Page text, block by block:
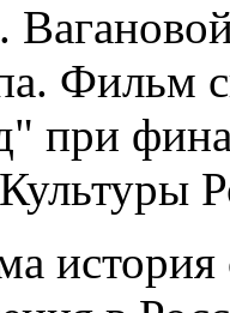
Фильм
при
история